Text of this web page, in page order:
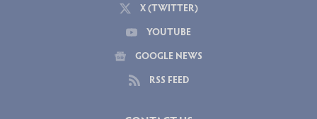
X (TWITTER)
YOUTUBE
GOOGLE NEWS
RSS FEED